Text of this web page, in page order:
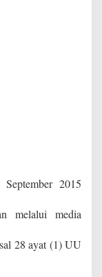
2015
melalui media
28 ayat (1) UU